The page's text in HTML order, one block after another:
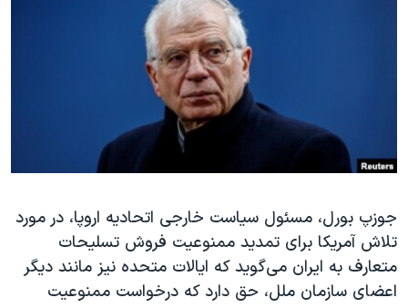
اسرائیل در جنگ
آرشیو پخش زنده
انتخابات ریاست جمهوری آمریکا ۲۰۲۴
حمله جمهوری اسلامی به اسرائیل
ورزش زنان در ایران
مجموعه مستندهای دادخواهی
تریبونال مردمی آبان ۹۸
دادگاه حمید نوری
زبانهای مختلف
جوزپ بورل، مسئول سیاست خارجی اتحادیه اروپا، در مورد
تلاش آمریکا برای تمدید ممنوعیت فروش تسلیحات
متعارف به ایران می‌گوید که ایالات متحده نیز مانند دیگر
اعضای سازمان ملل، حق دارد که درخواست ممنوعیت